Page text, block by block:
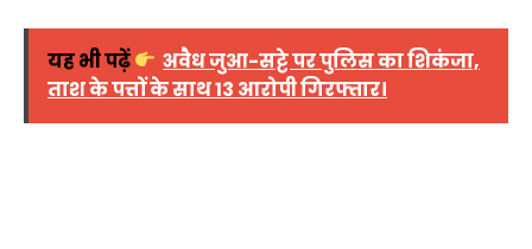
यह भी पढ़ें
अवैध जुआ-सट्टे पर पुलिस का शिकंजा,
ताश के पत्तों के साथ 13 आरोपी गिरफ्तार।